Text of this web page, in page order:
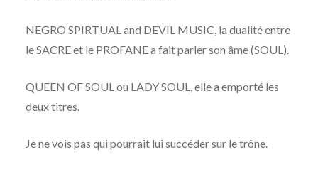
NEGRO SPIRTUAL and DEVIL MUSIC, la dualité entre
le SACRE et le PROFANE a fait parler son âme (SOUL).
QUEEN OF SOUL ou LADY SOUL, elle a emporté les
deux titres.
Je ne vois pas qui pourrait lui succéder sur le trône.